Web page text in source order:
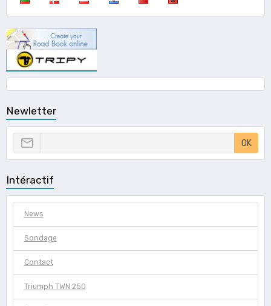
Newletter
OK
Intéractif
News
Sondage
Contact
Triumph TWN 250